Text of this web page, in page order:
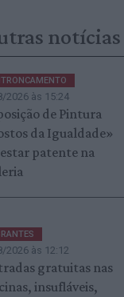
notícias
2026 às 15:24
de Pintura
da Igualdade»
patente na
2026 às 12:12
gratuitas nas
insufláveis,